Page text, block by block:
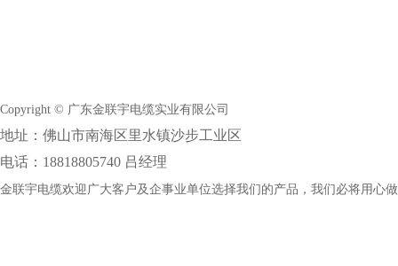
Copyright © 广东金联宇电缆实业有限公司
地址：佛山市南海区里水镇沙步工业区
电话：18818805740 吕经理
金联宇电缆欢迎广大客户及企事业单位选择我们的产品，我们必将用心